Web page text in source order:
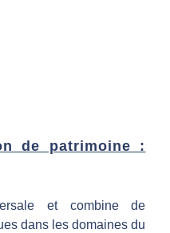
de patrimoine :
et combine de
dans les domaines du